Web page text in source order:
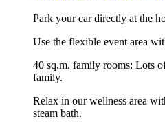
Park your car directly at the
Use the flexible event area
40 sq.m. family rooms: Lots
family.
Relax in our wellness area
steam bath.